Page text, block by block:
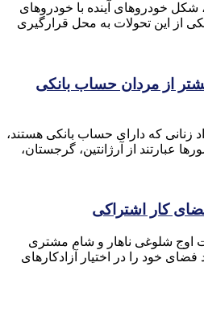
شکل خودروهای آینده با خودروهای
از این تحولات به محل قرارگیری
از مردان حساب بانکی
زنانی که دارای حساب بانکی هستند،
عبارتند از آرژانتین، گرجستان،
کار اشتراکی
اوج شلوغی ناهار و شام مشتری
فضای خود را در اختیار آزادکارهای